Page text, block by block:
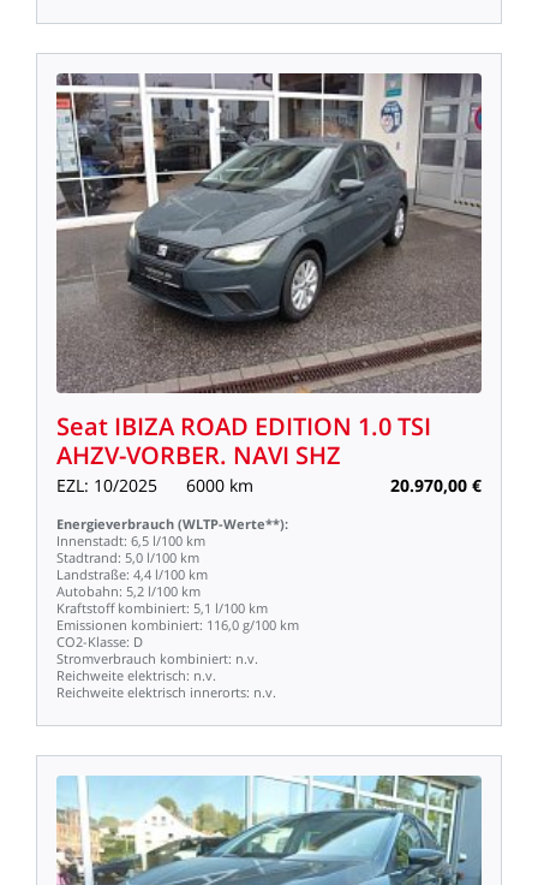
Seat IBIZA ROAD EDITION 1.0TSI
AHZV-VORBER. NAVI SHZ
EZL: 10/2025 6000 km 20.970,00 €
Energieverbrauch (WLTP-Werte**):
Innenstadt: 6,5 l/100 km
Stadtrand: 5,0 l/100 km
Landstraße: 4,4 l/100 km
Autobahn: 5,2 l/100 km
Kraftstoff kombiniert: 5,1 l/100 km
Emissionen kombiniert: 116,0 g/100 km
CO2-Klasse: D
Stromverbrauch kombiniert: n.v.
Reichweite elektrisch: n.v.
Reichweite elektrisch innerorts: n.v.